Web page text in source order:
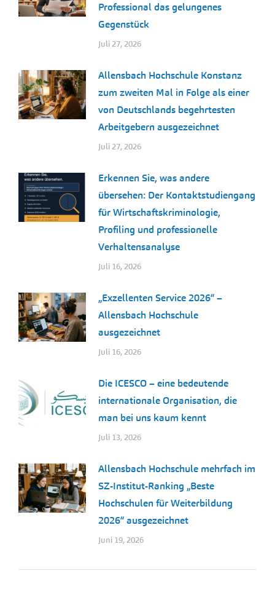
Professional das gelungenes
Gegenstück
Juli 27, 2026
Allensbach Hochschule Konstanz
zum zweiten Mal in Folge als einer
von Deutschlands begehrtesten
Arbeitgebern ausgezeichnet
Juli 27, 2026
Erkennen Sie, was andere
übersehen: Der Kontaktstudiengang
für Wirtschaftskriminologie,
Profiling und professionelle
Verhaltensanalyse
Juli 16, 2026
„Exzellenten Service 2026“ –
Allensbach Hochschule
ausgezeichnet
Juli 16, 2026
Die ICESCO – eine bedeutende
internationale Organisation, die
man bei uns kaum kennt
Juli 13, 2026
Allensbach Hochschule mehrfach im
SZ-Institut-Ranking „Beste
Hochschulen für Weiterbildung
2026“ ausgezeichnet
Juni 19, 2026